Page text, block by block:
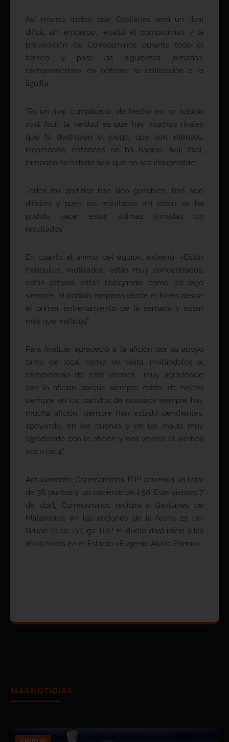
Así mismo, indicó que Gavilanes será un rival
difícil, sin embargo, resaltó el compromiso y la
preparación de Correcaminos durante todo el
torneo y para las siguientes jornadas,
comprometidos en obtener la calificación a la
liguilla.
“Es un rival complicado, de hecho no ha habido
rival fácil, la verdad es que hay muchos rivales
que te destruyen el juego, que son intensos,
incomodos, entonces no ha habido rival fácil,
tampoco ha habido rival que no sea insuperable.
Todos los partidos han sido ganables, han sido
difíciles y pues los resultados ahí están, se ha
podido sacar estas últimas jornadas los
resultados”.
En cuanto al ánimo del equipo, externó: «Están
tranquilos, motivados, están muy concentrados,
están activos, están trabajando; como les digo
siempre, el partido empieza desde el lunes desde
el primer entrenamiento de la semana y están
más que metidos”.
Para finalizar, agradeció a la afición por su apoyo
tanto de local como de visita, invitándolos al
compromiso de este viernes, “muy agradecido
con la afición porque siempre están, de hecho
siempre en los partidos de nosotros siempre hay
mucha afición, siempre han estado pendientes,
apoyando, en las buenas y en las malas muy
agradecido con la afición y nos vemos el viernes
acá a las 4”.
Actualmente, Correcaminos TDP acumula un total
de 36 puntos y un cociente de 1.50. Este viernes 7
de abril, Correcaminos recibirá a Gavilanes de
Matamoros en las acciones de la fecha 25 del
Grupo 16 de la Liga TDP. El duelo dará inicio a las
16:00 horas en el Estadio «Eugenio Alvizo Porras».
MÁS NOTICIAS
Expansión